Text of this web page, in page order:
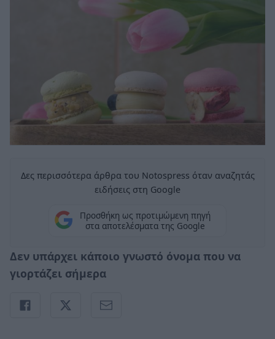
Δες περισσότερα άρθρα του Notospress όταν αναζητάς
ειδήσεις στη Google
Προσθήκη ως προτιμώμενη πηγή
στα αποτελέσματα της Google
Δεν υπάρχει κάποιο γνωστό όνομα που να
γιορτάζει σήμερα